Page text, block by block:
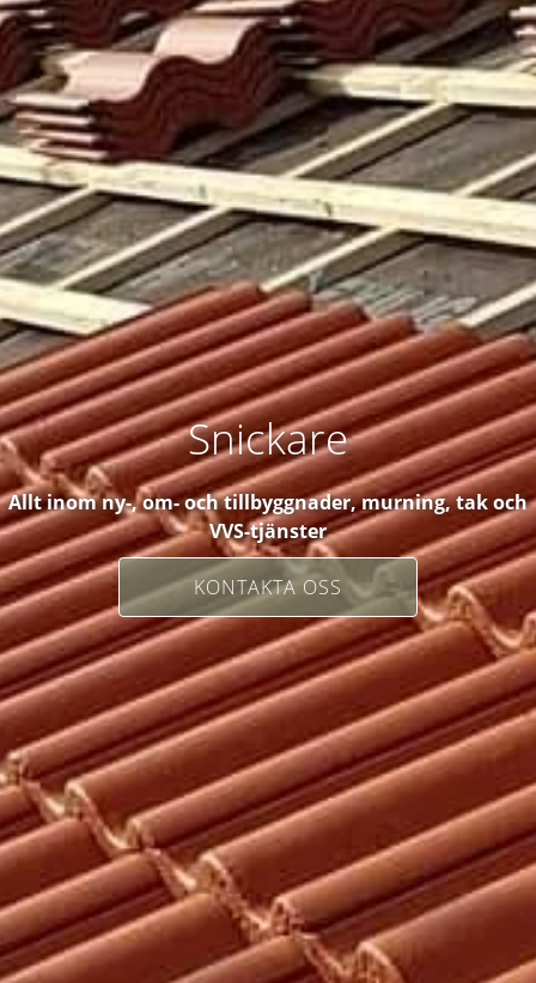
Snickare
Allt inom ny-, om- och tillbyggnader, murning, tak och
VVS-tjänster
KONTAKTA OSS